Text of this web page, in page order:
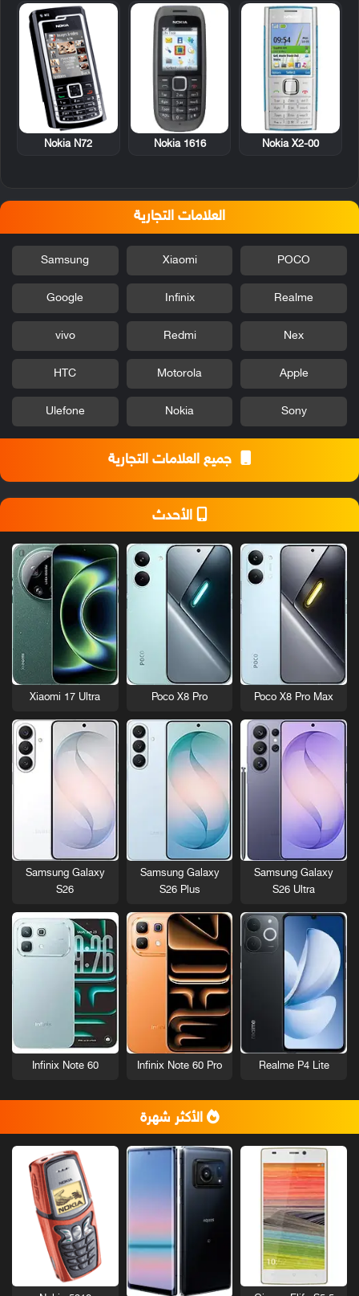
Nokia X2-00
Nokia 1616
Nokia N72
العلامات التجارية
POCO
Xiaomi
Samsung
Realme
Infinix
Google
Nex
Redmi
vivo
Apple
Motorola
HTC
Sony
Nokia
Ulefone
جميع العلامات التجارية
الأحدث
Poco X8 Pro Max
Poco X8 Pro
Xiaomi 17 Ultra
Samsung Galaxy
S26 Ultra
Samsung Galaxy
S26 Plus
Samsung Galaxy
S26
Realme P4 Lite
Infinix Note 60 Pro
Infinix Note 60
الأكثر شهرة